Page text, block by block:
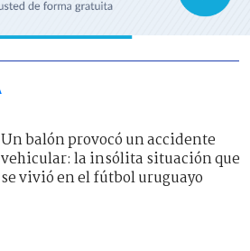
Un balón provocó un accidente
vehicular: la insólita situación que
se vivió en el fútbol uruguayo